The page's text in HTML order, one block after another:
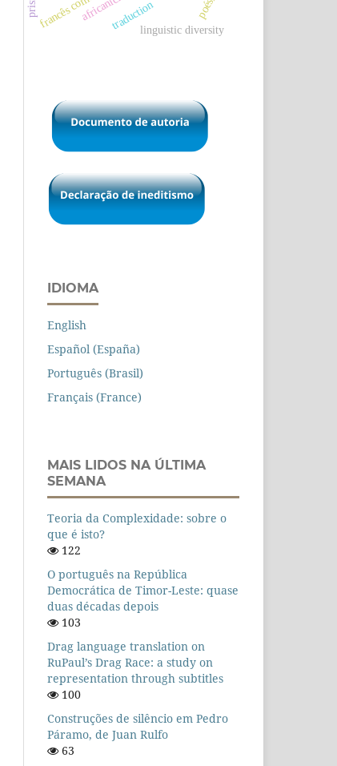
traductionlinguistic diversity
IDIOMA
English
Español (España)
Português (Brasil)
Français (France)
MAIS LIDOS NA ÚLTIMA
SEMANA
Teoria da Complexidade: sobre o
que é isto?
122
O português na República
Democrática de Timor-Leste: quase
duas décadas depois
103
Drag language translation on
RuPaul’s Drag Race: a study on
representation through subtitles
100
Construções de silêncio em Pedro
Páramo, de Juan Rulfo
63